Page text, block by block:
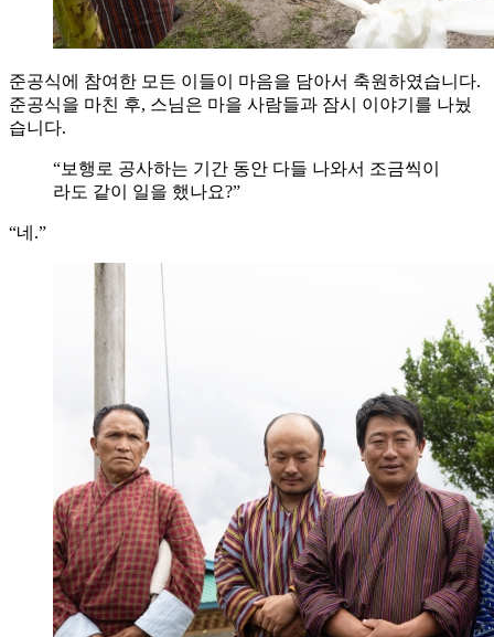
준공식에 참여한 모든 이들이 마음을 담아서 축원하였습니다.
준공식을 마친 후, 스님은 마을 사람들과 잠시 이야기를 나눴
습니다.
“보행로 공사하는 기간 동안 다들 나와서 조금씩이
라도 같이 일을 했나요?”
“네.”